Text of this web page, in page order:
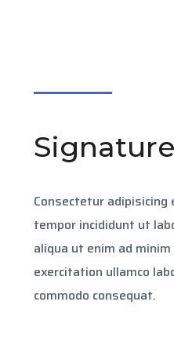
Consectetur adipisicing
tempor incididunt ut
aliqua ut enim ad
exercitation ullamco
commodo consequat.